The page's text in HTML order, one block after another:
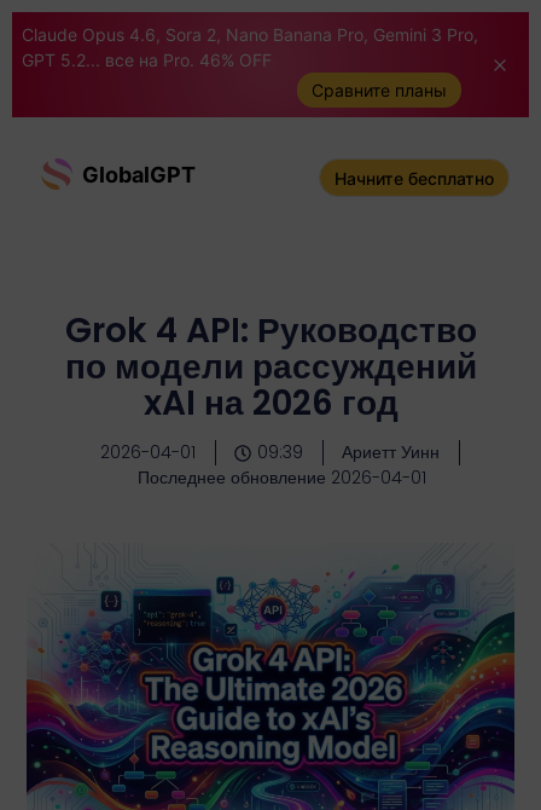
Claude Opus 4.6, Sora 2, Nano Banana Pro, Gemini 3 Pro,
GPT 5.2... все на Pro. 46% OFF
Сравните планы
GlobalGPT Начните бесплатно
Grok 4 API: Руководство
по модели рассуждений
xAI на 2026 год
2026-04-01 09:39
Ариетт Уинн
Последнее обновление 2026-04-01